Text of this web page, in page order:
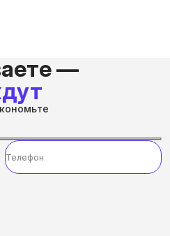
—